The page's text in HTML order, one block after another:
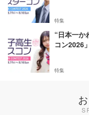
特集
“日本一か
コン2026
特集